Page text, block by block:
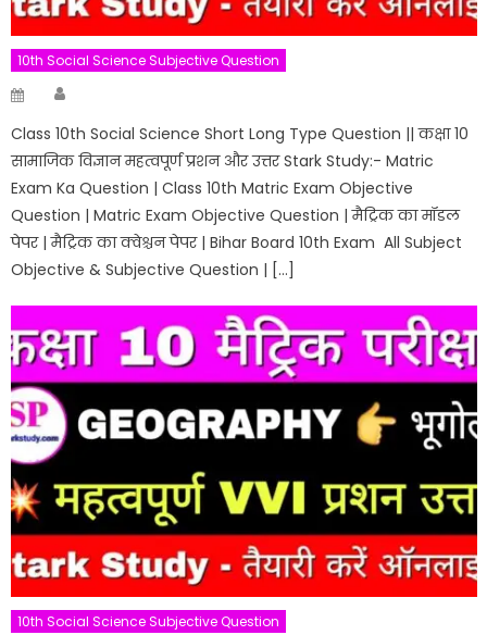
10th Social Science Subjective Question
Posted
Class 10th Social Science Short Long Type Question || कक्षा 10
सामाजिक विज्ञान महत्वपूर्ण प्रशन और उत्तर Stark Study:- Matric
Exam Ka Question | Class 10th Matric Exam Objective
Question | Matric Exam Objective Question | मैट्रिक का मॉडल
पेपर | मैट्रिक का क्वेश्चन पेपर | Bihar Board 10th Exam All Subject
Objective & Subjective Question | […]
10th Social Science Subjective Question